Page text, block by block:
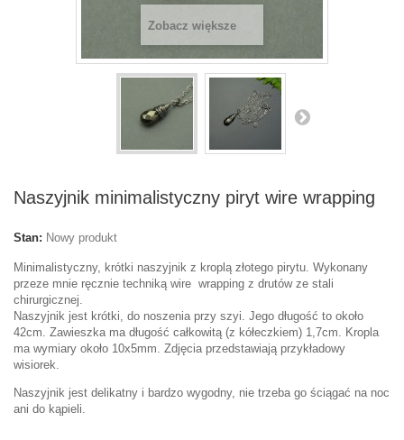
Zobacz większe
Naszyjnik minimalistyczny piryt wire wrapping
Stan: Nowy produkt
Minimalistyczny, krótki naszyjnik z kroplą złotego pirytu. Wykonany
przeze mnie ręcznie techniką wire wrapping z drutów ze stali
chirurgicznej.
Naszyjnik jest krótki, do noszenia przy szyi. Jego długość to około
42cm. Zawieszka ma długość całkowitą (z kółeczkiem) 1,7cm. Kropla
ma wymiary około 10x5mm. Zdjęcia przedstawiają przykładowy
wisiorek.
Naszyjnik jest delikatny i bardzo wygodny, nie trzeba go ściągać na noc
ani do kąpieli.